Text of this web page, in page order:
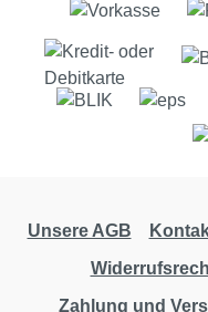
Unsere AGB
Zahlung und